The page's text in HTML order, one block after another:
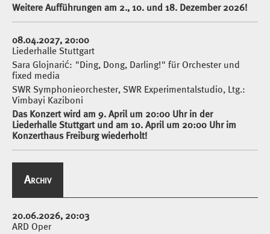
Weitere Aufführungen am 2., 10. und 18. Dezember 2026!
08.04.2027, 20:00
Liederhalle Stuttgart
Sara Glojnarić: "Ding, Dong, Darling!" für Orchester und
fixed media
SWR Symphonieorchester, SWR Experimentalstudio, Ltg.:
Vimbayi Kaziboni
Das Konzert wird am 9. April um 20:00 Uhr in der
Liederhalle Stuttgart und am 10. April um 20:00 Uhr im
Konzerthaus Freiburg wiederholt!
Archiv
20.06.2026, 20:03
ARD Oper